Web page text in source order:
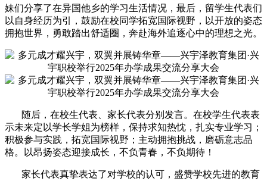
妹们分享了在异国他乡的学习生活情况，最后，留学生代表们
以自身经历为引，鼓励在校同学拓宽国际视野，以开放的姿态
拥抱世界，勇敢踏出舒适圈，奔赴海外追逐心中的理想之光。
随后，在校生代表、家长代表分别发言。在校学生代表表
示未来定以学长学姐为榜样，保持求知热忱，扎实专业学习；
积极参与实践，拓宽国际视野；主动拥抱挑战，磨砺意志品
格。以昂扬姿态迎接成长，不负青春，不负期待！
家长代表真挚表达了对学校的认可，盛赞学校先进的教育